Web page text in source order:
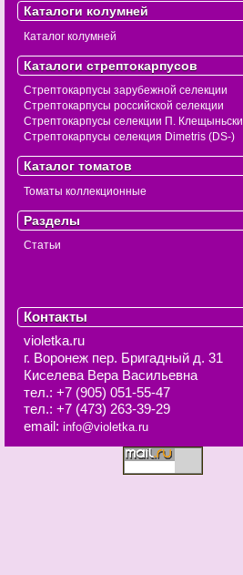
Каталоги колумней
Каталог колумней
Каталоги стрептокарпусов
Стрептокарпусы зарубежной селекции
Стрептокарпусы российской селекции
Стрептокарпусы селекции П. Клещыньски
Стрептокарпусы селекция Dimetris (DS-)
Каталог томатов
Томаты коллекционные
Разделы
Статьи
Контакты
violetka.ru
г. Воронеж пер. Бригадный д. 31
Киселева Вера Васильевна
тел.: +7 (905) 051-55-47
тел.: +7 (473) 263-39-29
email: info@violetka.ru